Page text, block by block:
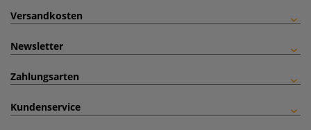
Versandkosten
Newsletter
Zahlungsarten
Kundenservice